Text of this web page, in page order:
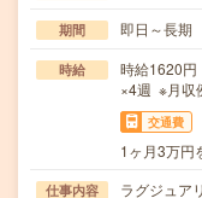
期間 即日～長期
時給
時給1620
×4週 ※月収
交通費
1ヶ月3万円
仕事内容
ラグジュア